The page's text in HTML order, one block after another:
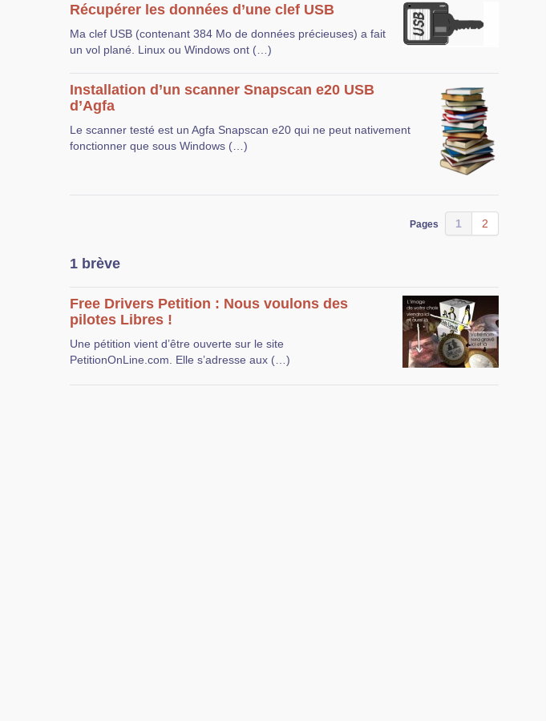
Récupérer les données d’une clef USB
Ma clef USB (contenant 384 Mo de données précieuses) a fait
un vol plané. Linux ou Windows ont (…)
Installation d’un scanner Snapscan e20 USB
d’Agfa
Le scanner testé est un Agfa Snapscan e20 qui ne peut nativement
fonctionner que sous Windows (…)
Pages 1 2
1 brève
Free Drivers Petition : Nous voulons des
pilotes Libres !
Une pétition vient d’être ouverte sur le site
PetitionOnLine.com. Elle s’adresse aux (…)